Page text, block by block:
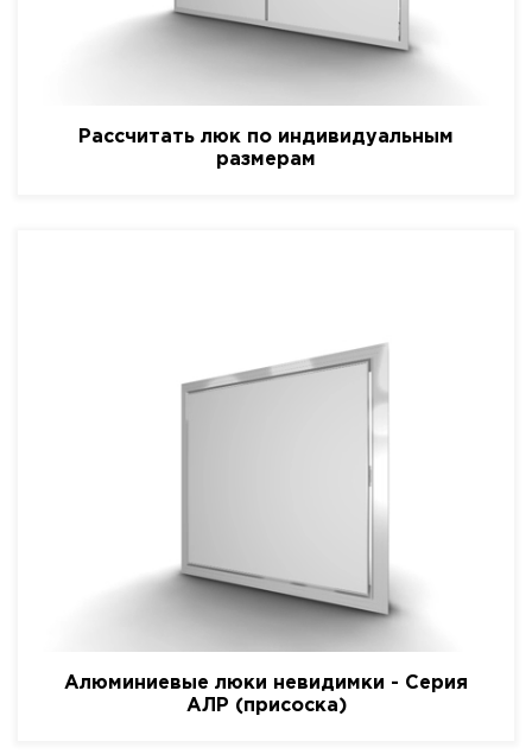
Рассчитать люк по индивидуальным
размерам
Алюминиевые люки невидимки - Серия
АЛР (присоска)